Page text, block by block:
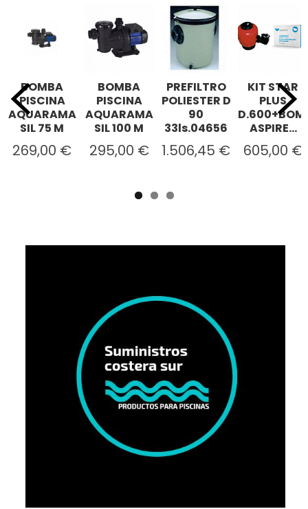
BOMBA
PISCINA
AQUARAMA
SIL 75 M
269,00 €
BOMBA
PISCINA
AQUARAMA
SIL 100 M
295,00 €
PREFILTRO
POLIESTER D
90
33ls.04656
1.506,45 €
KIT STAR
PLUS
ASPIRE...
605,00 €